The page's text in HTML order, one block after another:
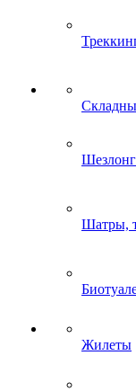
Шатры,
Жилеты